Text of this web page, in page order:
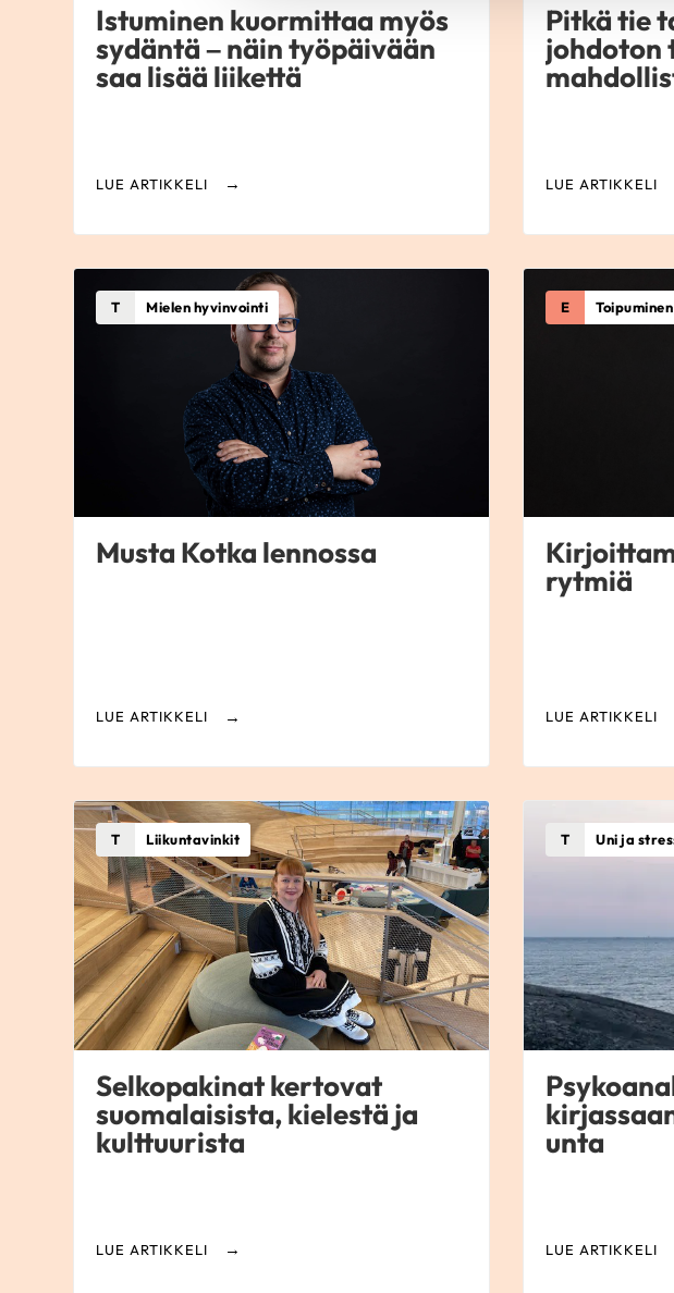
Istuminen kuormittaa myös
sydäntä – näin työpäivään
saa lisää liikettä
LUE ARTIKKELI
Pitkä tie
johdoton
LUE ARTIKKELI
T Mielen hyvinvointi
Musta Kotka lennossa
LUE ARTIKKELI
E
rytmiä
LUE ARTIKKELI
T Liikuntavinkit
Selkopakinat kertovat
suomalaisista, kielestä ja
kulttuurista
LUE ARTIKKELI
T Uni ja
unta
LUE ARTIKKELI